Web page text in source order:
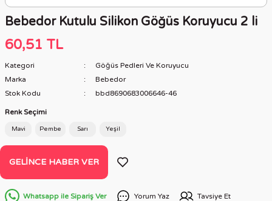
Bebedor Kutulu Silikon Göğüs Koruyucu 2 li
60,51 TL
Kategori
Göğüs Pedleri Ve Koruyucu
Marka
Bebedor
Stok Kodu
bbd8690683006646-46
Renk Seçimi
Mavi Pembe Sarı Yeşil
GELINCE HABER VER
Whatsapp ile Sipariş Ver Yorum Yaz Tavsiye Et